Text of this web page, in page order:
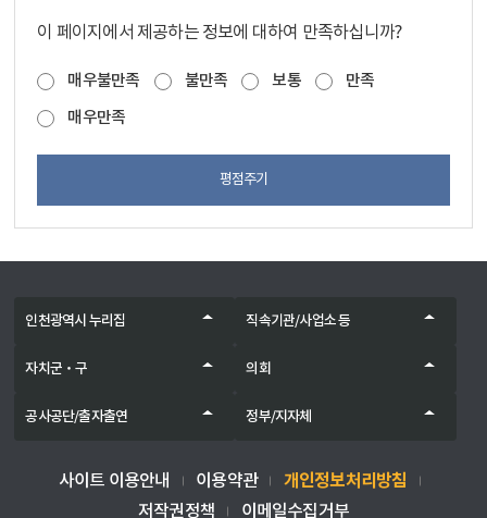
이 페이지에서 제공하는 정보에 대하여 만족하십니까?
매우불만족 불만족 보통
만족
매우만족
평점주기
인천광역시 누리집 직속기관/사업소 등
자치군‧구 의회
공사공단/출자출연 정부/지자체
사이트 이용안내 이용약관 개인정보처리방침
저작권정책 이메일수집거부